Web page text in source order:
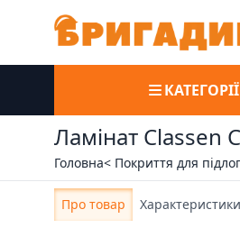
КАТЕГОРІЇ
Ламінат Classen
Головна< Покриття для
Про товар Характеристики